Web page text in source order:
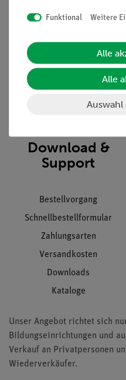
Stellenangebote
Kontakt
Hinweisgeberschutz
Download &
Support
Bestellvorgang
Schnellbestellformular
Zahlungsarten
Versandkosten
Downloads
Kataloge
Unser Angebot richtet sich
Bildungseinrichtungen und
Verkauf an Privatpersonen
Wiederverkäufer.
Funktional Weitere
Alle
Alle
Auswahl